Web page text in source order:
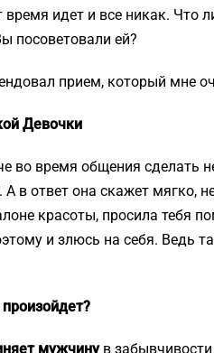
идет и все никак. Что
посоветовали ей?
прием, который мне
Девочки
во время общения сделать
А в ответ она скажет мягко,
красоты, просила тебя
и злюсь на себя. Ведь
мужчинув